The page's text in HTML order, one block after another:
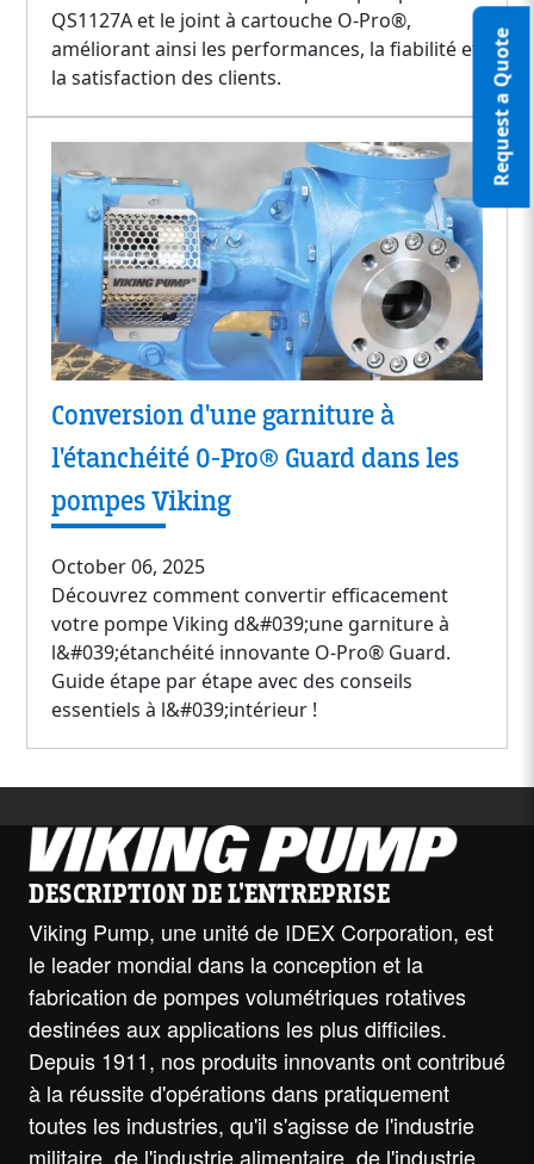
Request a Quote
QS1127A et le joint à cartouche O-Pro®,
améliorant ainsi les performances, la fiabilité et
la satisfaction des clients.
Conversion d'une garniture à
l'étanchéité O-Pro® Guard dans les
pompes Viking
October 06, 2025
Découvrez comment convertir efficacement
votre pompe Viking d&#039;une garniture à
l&#039;étanchéité innovante O-Pro® Guard.
Guide étape par étape avec des conseils
essentiels à l&#039;intérieur !
DESCRIPTION DE L'ENTREPRISE
Viking Pump, une unité de IDEX Corporation, est
le leader mondial dans la conception et la
fabrication de pompes volumétriques rotatives
destinées aux applications les plus difficiles.
Depuis 1911, nos produits innovants ont contribué
à la réussite d'opérations dans pratiquement
toutes les industries, qu'il s'agisse de l'industrie
militaire, de l'industrie alimentaire, de l'industrie